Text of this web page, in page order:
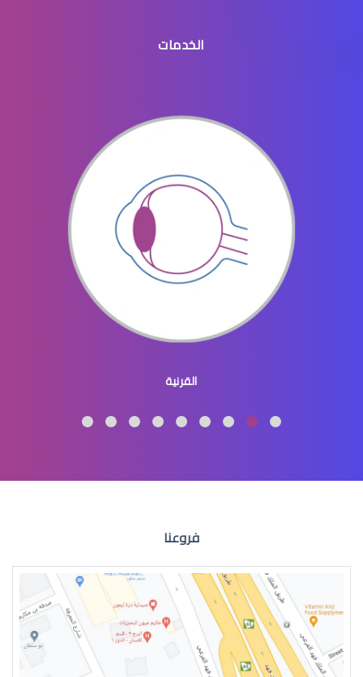
قطرة جفاف عيون
قطرات جفاف عيون
اسباب جفاف عيون الاطفال
سبب جفاف عيون الاطفال
الخدمات
القرنية
فروعنا